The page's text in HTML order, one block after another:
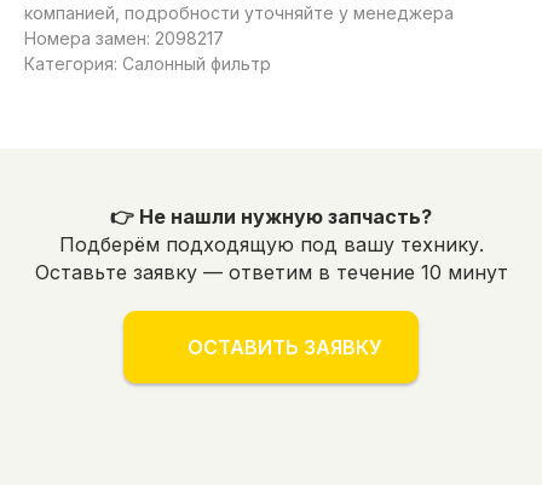
компанией, подробности уточняйте у менеджера
Номера замен: 2098217
Категория: Салонный фильтр
👉 Не нашли нужную запчасть?
Подберём подходящую под вашу технику.
Оставьте заявку — ответим в течение 10 минут
ОСТАВИТЬ ЗАЯВКУ